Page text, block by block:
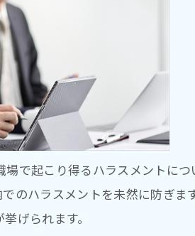
で起こり得るハラスメントにつ
のハラスメントを未然に防ぎま
げられます。